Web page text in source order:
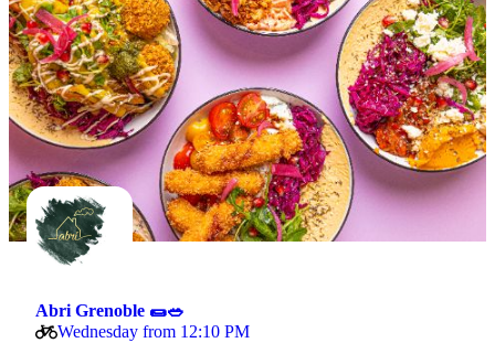
Abri Grenoble 🌯🥗
Wednesday from 12:10 PM